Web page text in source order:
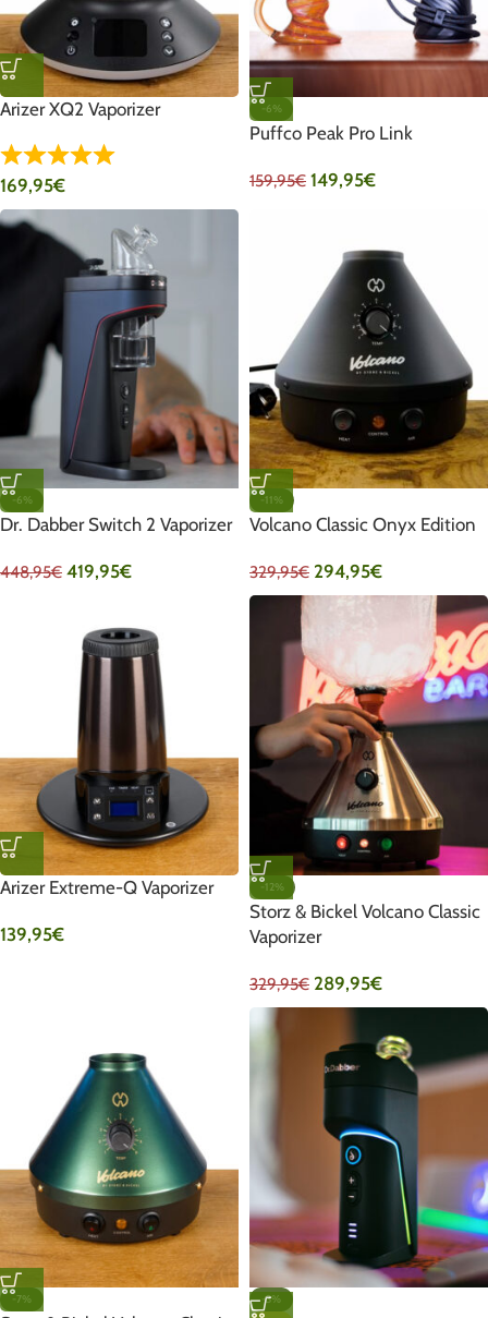
Arizer XQ2 Vaporizer
169,95€
-6%
Puffco Peak Pro Link
159,95€ 149,95€
-6%
Dr. Dabber Switch 2 Vaporizer
448,95€ 419,95€
-11%
Volcano Classic Onyx Edition
329,95€ 294,95€
Arizer Extreme-Q Vaporizer
139,95€
-12%
Storz & Bickel Volcano Classic
Vaporizer
329,95€ 289,95€
-7%
-3%